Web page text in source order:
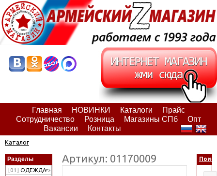
Главная НОВИНКИ Каталоги
Прайс
Сотрудничество
Розница Магазины СПб
Опт
Вакансии
Контакты
Каталог
Разделы
[01] ОДЕЖДА
Артикул: 01170009 Поиск